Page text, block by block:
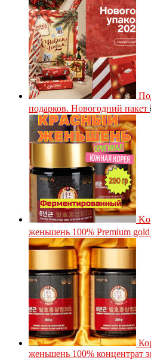
подарков. Новогодний пакет
женьшень 100% Premium gold
женьшень 100% концентрат